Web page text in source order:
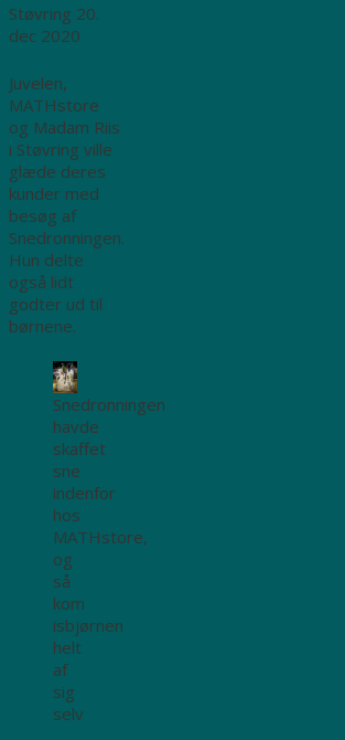
Støvring 20.
dec 2020
Juvelen,
MATHstore
og Madam Riis
i Støvring ville
glæde deres
kunder med
besøg af
Snedronningen.
Hun delte
også lidt
godter ud til
børnene.
Snedronningen
havde
skaffet
sne
indenfor
hos
MATHstore,
og
så
kom
isbjørnen
helt
af
sig
selv